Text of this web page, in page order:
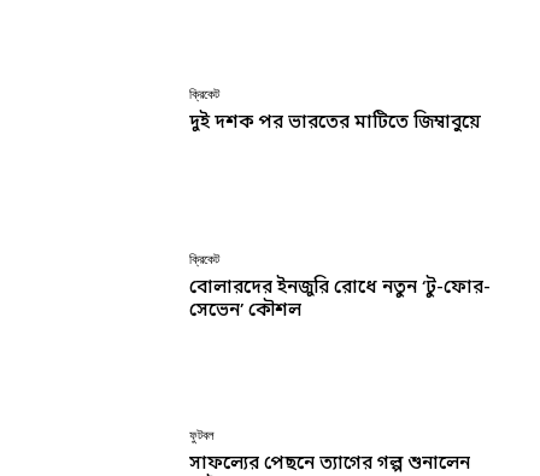
ক্রিকেট
দুই দশক পর ভারতের মাটিতে জিম্বাবুয়ে
ক্রিকেট
বোলারদের ইনজুরি রোধে নতুন ‘টু-ফোর-
সেভেন’ কৌশল
ফুটবল
সাফল্যের পেছনে ত্যাগের গল্প শুনালেন